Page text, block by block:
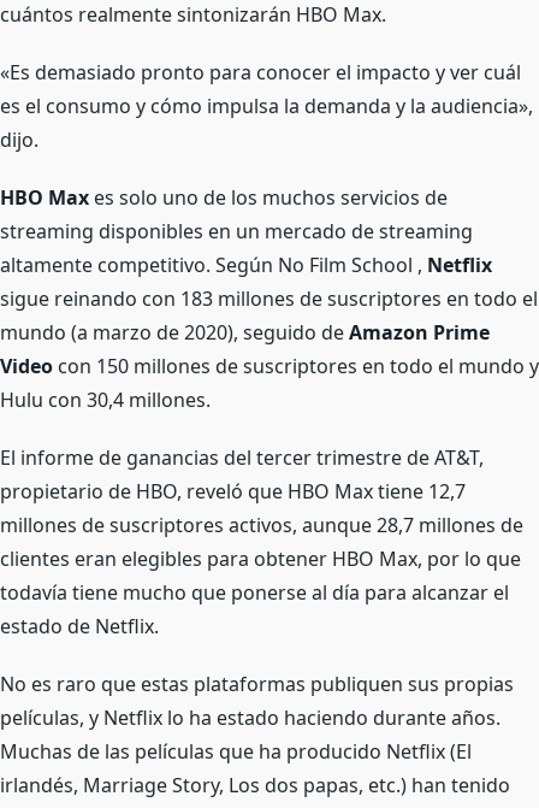
cuántos realmente sintonizarán HBO Max.
«Es demasiado pronto para conocer el impacto y ver cuál
es el consumo y cómo impulsa la demanda y la audiencia»,
dijo.
HBO Max es solo uno de los muchos servicios de
streaming disponibles en un mercado de streaming
altamente competitivo. Según No Film School , Netflix
sigue reinando con 183 millones de suscriptores en todo el
mundo (a marzo de 2020), seguido deAmazon Prime
Video con 150 millones de suscriptores en todo el mundo y
Hulu con 30,4 millones.
El informe de ganancias del tercer trimestre de AT&T,
propietario de HBO, reveló que HBO Max tiene 12,7
millones de suscriptores activos, aunque 28,7 millones de
clientes eran elegibles para obtener HBO Max, por lo que
todavía tiene mucho que ponerse al día para alcanzar el
estado de Netflix.
No es raro que estas plataformas publiquen sus propias
películas, y Netflix lo ha estado haciendo durante años.
Muchas de las películas que ha producido Netflix (El
irlandés, Marriage Story, Los dos papas, etc.) han tenido